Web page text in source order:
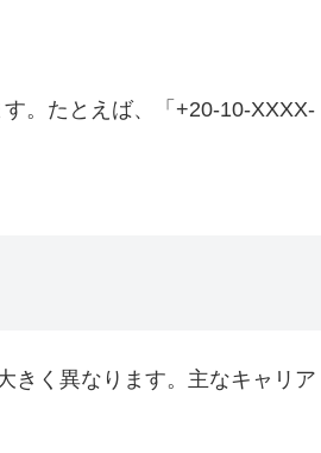
。たとえば、「+20-10-XXXX-
きく異なります。主なキャリア